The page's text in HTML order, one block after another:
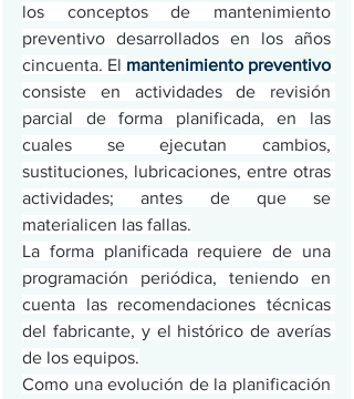
los conceptos de mantenimiento
preventivo desarrollados en los años
cincuenta. El mantenimiento preventivo
consiste en actividades de revisión
parcial de forma planificada, en las
cuales se ejecutan cambios,
sustituciones, lubricaciones, entre otras
actividades; antes de que se
materialicen las fallas.
La forma planificada requiere de una
programación periódica, teniendo en
cuenta las recomendaciones técnicas
del fabricante, y el histórico de averías
de los equipos.
Como una evolución de la planificación